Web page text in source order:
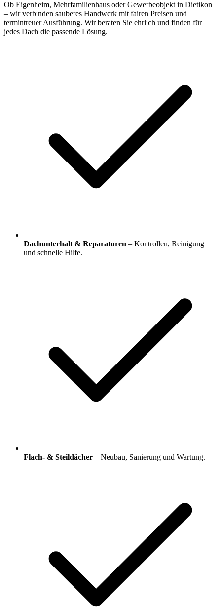
Ob Eigenheim, Mehrfamilienhaus oder Gewerbeobjekt in Dietikon
– wir verbinden sauberes Handwerk mit fairen Preisen und
termintreuer Ausführung. Wir beraten Sie ehrlich und finden für
jedes Dach die passende Lösung.
Dachunterhalt & Reparaturen – Kontrollen, Reinigung
und schnelle Hilfe.
Flach- & Steildächer – Neubau, Sanierung und Wartung.